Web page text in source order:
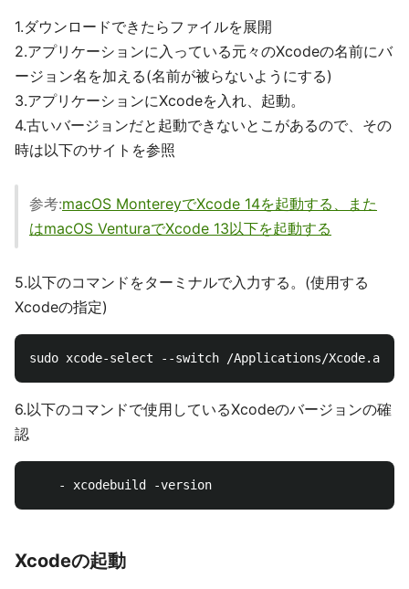
1.ダウンロードできたらファイルを展開
2.アプリケーションに入っている元々のXcodeの名前にバ
ージョン名を加える(名前が被らないようにする)
3.アプリケーションにXcodeを入れ、起動。
4.古いバージョンだと起動できないとこがあるので、その
時は以下のサイトを参照
参考:macOS MontereyでXcode 14を起動する、また
はmacOS VenturaでXcode 13以下を起動する
5.以下のコマンドをターミナルで入力する。(使用する
Xcodeの指定)
6.以下のコマンドで使用しているXcodeのバージョンの確
認
Xcodeの起動